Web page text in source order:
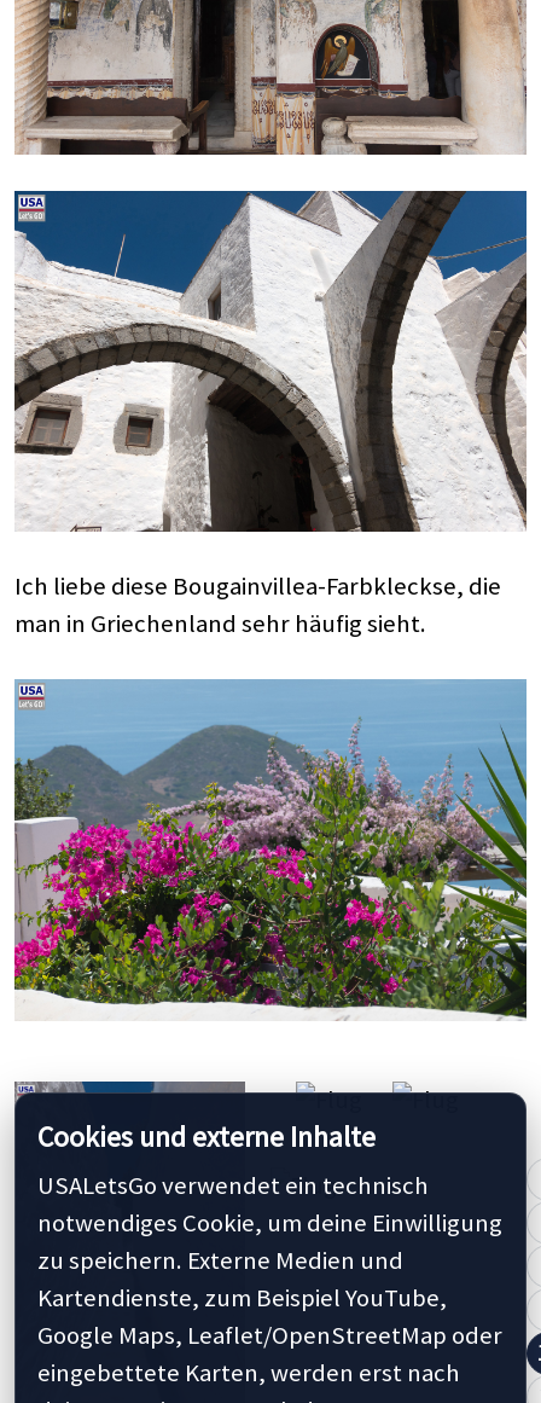
Ich liebe diese Bougainvillea-Farbkleckse, die
man in Griechenland sehr häufig sieht.
Cookies und externe Inhalte
USALetsGo verwendet ein technisch
notwendiges Cookie, um deine Einwilligung
zu speichern. Externe Medien und
Kartendienste, zum Beispiel YouTube,
Google Maps, Leaflet/OpenStreetMap oder
eingebettete Karten, werden erst nach